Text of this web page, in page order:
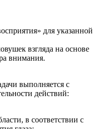
для указанной
взгляда на основе
внимания.
выполняется с
действий:
в соответствии с